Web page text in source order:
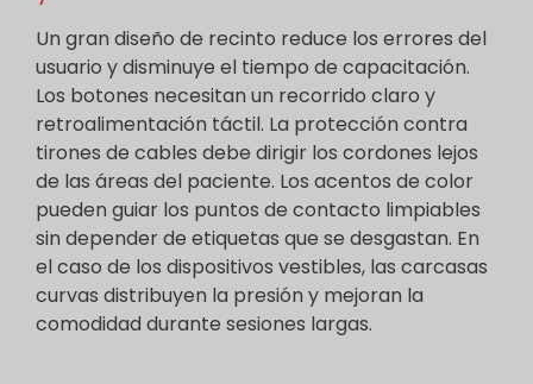
Un gran diseño de recinto reduce los errores del
usuario y disminuye el tiempo de capacitación.
Los botones necesitan un recorrido claro y
retroalimentación táctil. La protección contra
tirones de cables debe dirigir los cordones lejos
de las áreas del paciente. Los acentos de color
pueden guiar los puntos de contacto limpiables
sin depender de etiquetas que se desgastan. En
el caso de los dispositivos vestibles, las carcasas
curvas distribuyen la presión y mejoran la
comodidad durante sesiones largas.